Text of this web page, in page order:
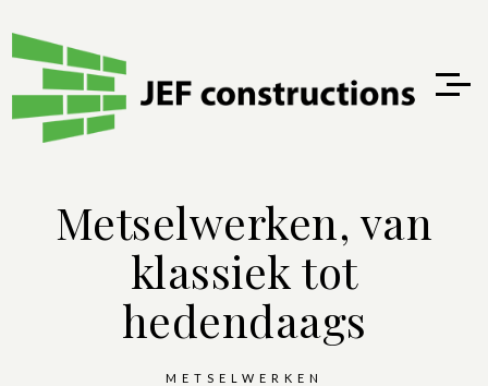
Metselwerken, van
klassiek tot
hedendaags
METSELWERKEN